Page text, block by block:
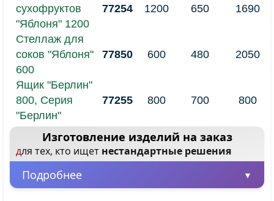
сухофруктов
"Яблоня" 1200
77254 1200 650 1690
Стеллаж для
соков "Яблоня"
600
77850 600 480 2050
Ящик "Берлин"
800, Серия
"Берлин"
77255 800 700 800
Изготовление изделий на заказ
для тех, кто ищет нестандартные решения
Подробнее